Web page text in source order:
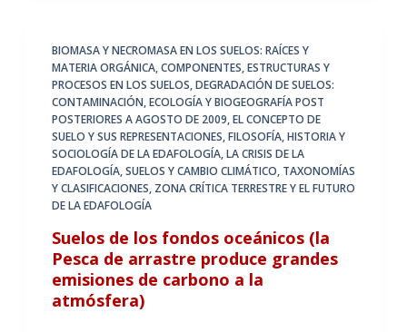
BIOMASA Y NECROMASA EN LOS SUELOS: RAÍCES Y
MATERIA ORGÁNICA,COMPONENTES, ESTRUCTURAS Y
PROCESOS EN LOS SUELOS,DEGRADACIÓN DE SUELOS:
CONTAMINACIÓN,ECOLOGÍA Y BIOGEOGRAFÍA POST
POSTERIORES A AGOSTO DE 2009,EL CONCEPTO DE
SUELO Y SUS REPRESENTACIONES,FILOSOFÍA, HISTORIA Y
SOCIOLOGÍA DE LA EDAFOLOGÍA,LA CRISIS DE LA
EDAFOLOGÍA,SUELOS Y CAMBIO CLIMÁTICO, TAXONOMÍAS
Y CLASIFICACIONES, ZONA CRÍTICA TERRESTRE Y EL FUTURO
DE LA EDAFOLOGÍA
Suelos de los fondos oceánicos (la
Pesca de arrastre produce grandes
emisiones de carbono a la
atmósfera)